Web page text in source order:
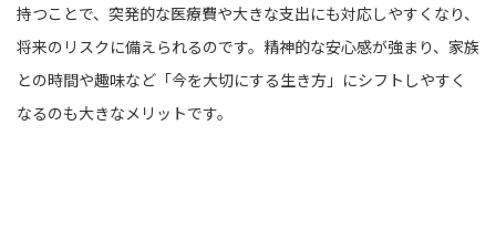
持つことで、突発的な医療費や大きな支出にも対応しやすくなり、
将来のリスクに備えられるのです。精神的な安心感が強まり、家族
との時間や趣味など「今を大切にする生き方」にシフトしやすく
なるのも大きなメリットです。